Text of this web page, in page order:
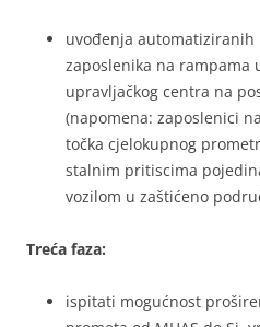
uvođenja
zaposlenika na rampama
upravljačkog centra na
(napomena: zaposlenici
točka cjelokupnog
stalnim pritiscima
vozilom u zaštićeno
Treća faza:
ispitati mogućnost